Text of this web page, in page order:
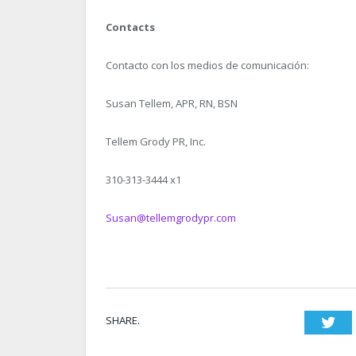
Contacts
Contacto con los medios de comunicación:
Susan Tellem, APR, RN, BSN
Tellem Grody PR, Inc.
310-313-3444 x1
Susan@tellemgrodypr.com
SHARE.